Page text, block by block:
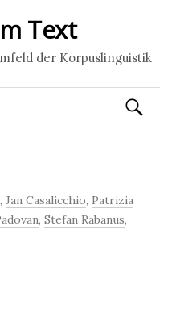
Text
der Korpuslinguistik
Ricerca
per:
, Jan Casalicchio, Patrizia
, Stefan Rabanus,